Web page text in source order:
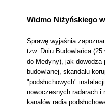
Widmo Niżyńskiego
Sprawę wyjaśnia
tzw. Dniu Budowlańca
do Medyny), jak dowodzą
budowlanej, skandalu
"podsłuchowych"
nowoczesnych radarach i
kanałów radia